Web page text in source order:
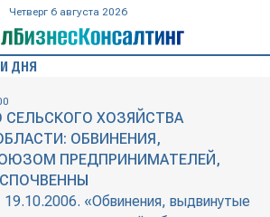
Четверг 6 августа 2026
ДНЯ
ХОЗЯЙСТВА
ОБВИНЕНИЯ,
ПРЕДПРИНИМАТЕЛЕЙ,
«Обвинения, выдвинутые